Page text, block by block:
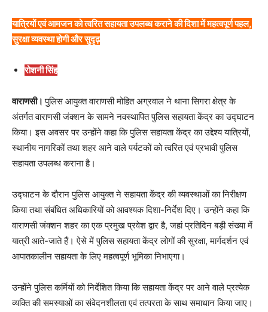
यात्रियों एवं आमजन को त्वरित सहायता उपलब्ध कराने की दिशा में महत्वपूर्ण पहल,
सुरक्षा व्यवस्था होगी और सुदृढ़
रोशनी सिंह
वाराणसी।पुलिस आयुक्त वाराणसी मोहित अग्रवाल ने थाना सिगरा क्षेत्र के
अंतर्गत वाराणसी जंक्शन के सामने नवस्थापित पुलिस सहायता केंद्र का उद्घाटन
किया। इस अवसर पर उन्होंने कहा कि पुलिस सहायता केंद्र का उद्देश्य यात्रियों,
स्थानीय नागरिकों तथा शहर आने वाले पर्यटकों को त्वरित एवं प्रभावी पुलिस
सहायता उपलब्ध कराना है।
उद्घाटन के दौरान पुलिस आयुक्त ने सहायता केंद्र की व्यवस्थाओं का निरीक्षण
किया तथा संबंधित अधिकारियों को आवश्यक दिशा-निर्देश दिए। उन्होंने कहा कि
वाराणसी जंक्शन शहर का एक प्रमुख प्रवेश द्वार है, जहां प्रतिदिन बड़ी संख्या में
यात्री आते-जाते हैं। ऐसे में पुलिस सहायता केंद्र लोगों की सुरक्षा, मार्गदर्शन एवं
आपातकालीन सहायता के लिए महत्वपूर्ण भूमिका निभाएगा।
उन्होंने पुलिस कर्मियों को निर्देशित किया कि सहायता केंद्र पर आने वाले प्रत्येक
व्यक्ति की समस्याओं का संवेदनशीलता एवं तत्परता के साथ समाधान किया जाए।